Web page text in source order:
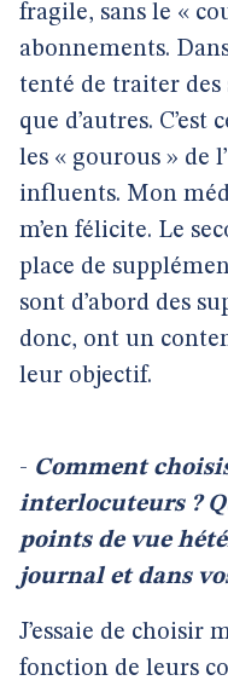
fragile, sans le «
abonnements.
tenté de traiter des
que d’autres.
les « gourous » de
influents. Mon
m’en félicite. Le
place de
sont d’abord des
donc, ont un
leur objectif.
- Comment
interlocuteurs ?
points de vue
journal et dans
J’essaie de choisir
fonction de leurs